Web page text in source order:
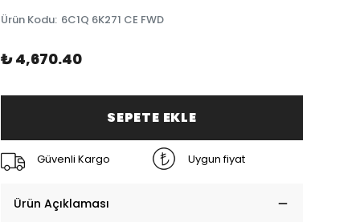
Ürün Kodu: 6C1Q 6K271 CE FWD
₺ 4,670.40
SEPETE EKLE
Güvenli Kargo Uygun fiyat
Ürün Açıklaması